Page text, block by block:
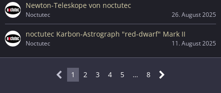
Newton-Teleskope von noctutec
Noctutec 26. August 2025
noctutec Karbon-Astrograph "red-dwarf" Mark II
Noctutec 11. August 2025
1 2 3 4 5 … 8